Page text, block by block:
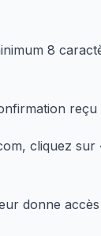
8
cliquez sur
donne